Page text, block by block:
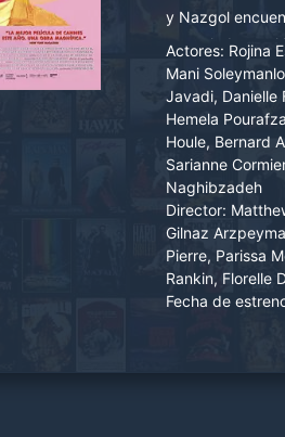
y Nazgol
congelada en el
sacarla.
cada vez más
monumentos y
Matthew deja
Québec y se
para visitar a su
las identidades
Actores: Rojina
Mani
Javadi, Danielle
Hemela
Houle, Bernard
Sarianne
Naghibzadeh
Director:
Gilnaz
Pierre, Parissa
Rankin, Florelle
Fecha de